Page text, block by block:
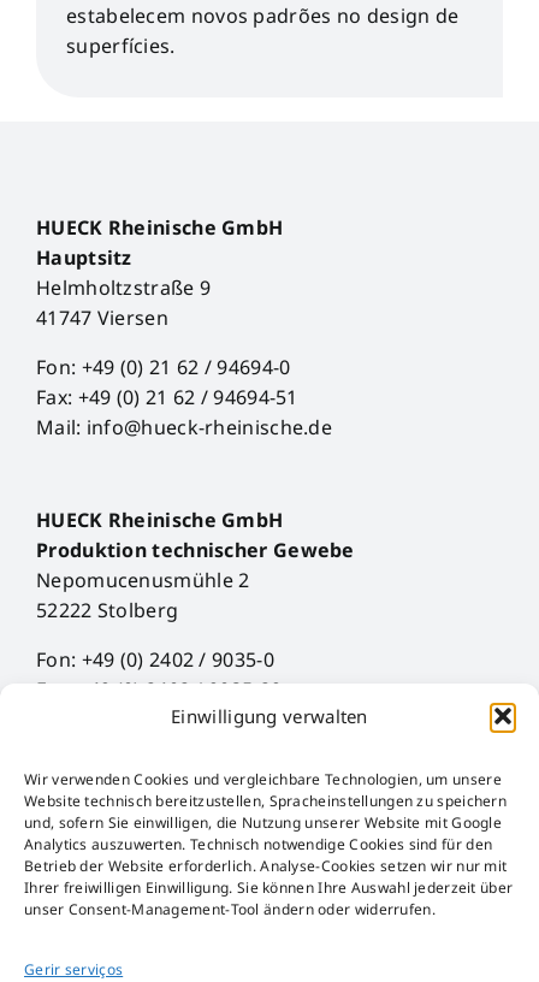
Einwilligung verwalten
Wir verwenden Cookies und vergleichbare Technologien, um unsere
Website technisch bereitzustellen, Spracheinstellungen zu speichern
und, sofern Sie einwilligen, die Nutzung unserer Website mit Google
Analytics auszuwerten. Technisch notwendige Cookies sind für den
Betrieb der Website erforderlich. Analyse-Cookies setzen wir nur mit
Ihrer freiwilligen Einwilligung. Sie können Ihre Auswahl jederzeit über
unser Consent-Management-Tool ändern oder widerrufen.
Gerir serviços
estabelecem novos padrões no design de
superfícies.
HUECK Rheinische GmbH
Hauptsitz
Helmholtzstraße 9
41747 Viersen
Fon: +49 (0) 21 62 / 94694-0
Fax: +49 (0) 21 62 / 94694-51
Mail: info@hueck-rheinische.de
HUECK Rheinische GmbH
Produktion technischer Gewebe
Nepomucenusmühle 2
52222 Stolberg
Fon: +49 (0) 2402 / 9035-0
Fax: +49 (0) 2402 / 9035-29
Mail: info@hueck-rheinische.de
Impress
Proteção de Dados
AGB
AEB
Störfall-Information
Lei das Embalagens